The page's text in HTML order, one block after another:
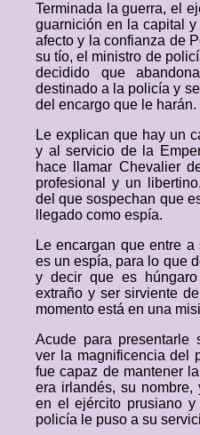
Terminada la guerra, el
guarnición en la capital
afecto y la confianza de
su tío, el ministro de
decidido que
destinado a la policía y
del encargo que le harán.
Le explican que hay un
y al servicio de la
hace llamar Chevalier
profesional y un
del que sospechan que
llegado como espía.
Le encargan que entre
es un espía, para lo que
y decir que es
extraño y ser sirviente
momento está en una
Acude para presentarle
ver la magnificencia del
fue capaz de mantener
era irlandés, su
en el ejército prusiano
policía le puso a su